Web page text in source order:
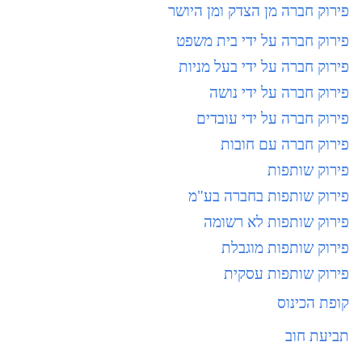
פירוק חברה מן הצדק ומן היושר
פירוק חברה על ידי בית משפט
פירוק חברה על ידי בעל מניות
פירוק חברה על ידי נושה
פירוק חברה על ידי עובדים
פירוק חברה עם חובות
פירוק שותפות
פירוק שותפות בחברה בע"מ
פירוק שותפות לא רשומה
פירוק שותפות מוגבלת
פירוק שותפות עסקית
קופת הכינוס
תביעת חוב